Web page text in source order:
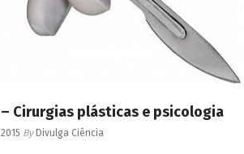
Cirurgias plásticas e psicologia
By Divulga Ciência